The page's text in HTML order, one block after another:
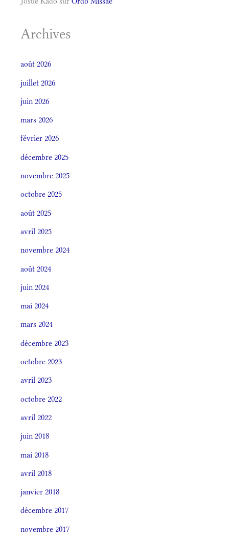
Archives
août 2026
juillet 2026
juin 2026
mars 2026
février 2026
décembre 2025
novembre 2025
octobre 2025
août 2025
avril 2025
novembre 2024
août 2024
juin 2024
mai 2024
mars 2024
décembre 2023
octobre 2023
avril 2023
octobre 2022
avril 2022
juin 2018
mai 2018
avril 2018
janvier 2018
décembre 2017
novembre 2017